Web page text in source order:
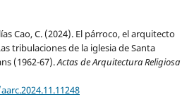
Cao, C. (2024). El párroco, el arquitecto
tribulaciones de la iglesia de Santa
(1962-67).Actas de Arquitectura Religiosa